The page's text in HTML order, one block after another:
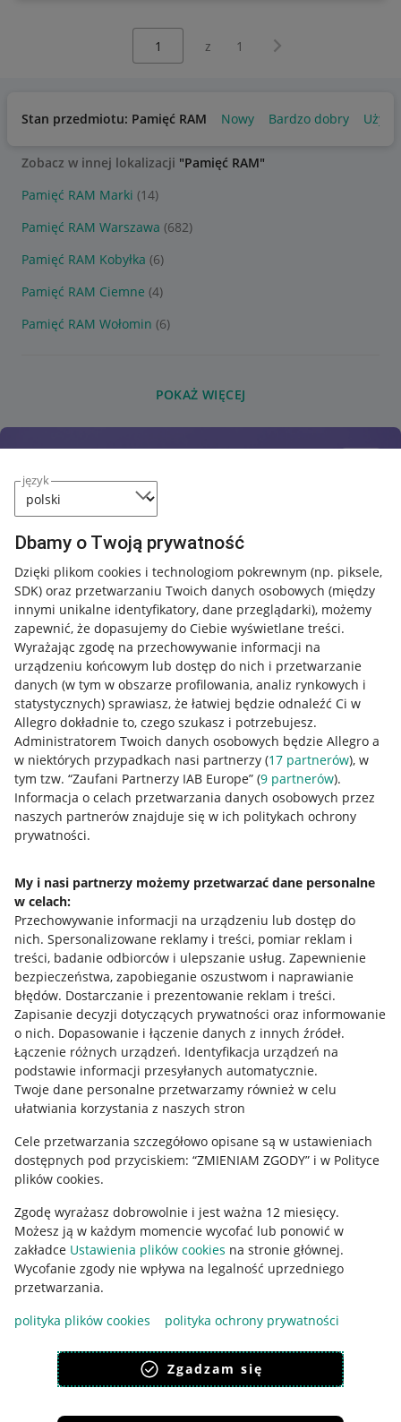
język
Dbamy o Twoją prywatność
Dzięki plikom cookies i technologiom pokrewnym (np. piksele,
SDK) oraz przetwarzaniu Twoich danych osobowych (między
innymi unikalne identyfikatory, dane przeglądarki), możemy
zapewnić, że dopasujemy do Ciebie wyświetlane treści.
Wyrażając zgodę na przechowywanie informacji na
urządzeniu końcowym lub dostęp do nich i przetwarzanie
danych (w tym w obszarze profilowania, analiz rynkowych i
statystycznych) sprawiasz, że łatwiej będzie odnaleźć Ci w
Allegro dokładnie to, czego szukasz i potrzebujesz.
Administratorem Twoich danych osobowych będzie Allegro a
w niektórych przypadkach nasi partnerzy (17 partnerów), w
tym tzw. “Zaufani Partnerzy IAB Europe” (9 partnerów).
Informacja o celach przetwarzania danych osobowych przez
naszych partnerów znajduje się w ich politykach ochrony
prywatności.
My i nasi partnerzy możemy przetwarzać dane personalne
w celach:
Przechowywanie informacji na urządzeniu lub dostęp do
nich. Spersonalizowane reklamy i treści, pomiar reklam i
treści, badanie odbiorców i ulepszanie usług. Zapewnienie
bezpieczeństwa, zapobieganie oszustwom i naprawianie
błędów. Dostarczanie i prezentowanie reklam i treści.
Zapisanie decyzji dotyczących prywatności oraz informowanie
o nich. Dopasowanie i łączenie danych z innych źródeł.
Łączenie różnych urządzeń. Identyfikacja urządzeń na
podstawie informacji przesyłanych automatycznie.
Twoje dane personalne przetwarzamy również w celu
ułatwiania korzystania z naszych stron
Cele przetwarzania szczegółowo opisane są w ustawieniach
dostępnych pod przyciskiem: “ZMIENIAM ZGODY” i w Polityce
plików cookies.
Zgodę wyrażasz dobrowolnie i jest ważna 12 miesięcy.
Możesz ją w każdym momencie wycofać lub ponowić w
zakładce Ustawienia plików cookies na stronie głównej.
Wycofanie zgody nie wpływa na legalność uprzedniego
przetwarzania.
polityka plików cookies
polityka ochrony prywatności
Zgadzam się
z 1 Następna strona
Stan przedmiotu: Pamięć RAM Nowy Bardzo dobry
Zobacz w innej lokalizacji "Pamięć RAM"
Pamięć RAM Marki (14)
Pamięć RAM Warszawa (682)
Pamięć RAM Kobyłka (6)
Pamięć RAM Ciemne (4)
Pamięć RAM Wołomin (6)
POKAŻ WIĘCEJ
Nawigacja
Przydatne informacje
Jak to działa
Allegro Gadane dla sprzedających
Allegro Gadane dla kupujących
Mapa miejscowości
Informacje prawne
Regulamin
Polityka plików "cookies"
Ustawienia plików "cookies"
Udostępnianie lokalizacji
Informacje dla Aktu o Usługach Cyfrowych
Pobierz aplikację